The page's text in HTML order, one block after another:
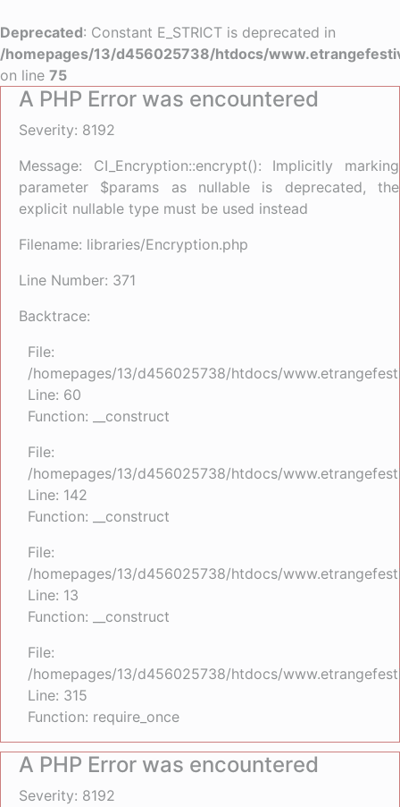
Deprecated: Constant E_STRICT is deprecated in
/homepages/13/d456025738/htdocs/
on line 75
A PHP Error was encountered
Severity: 8192
Message: CI_Encryption::encrypt(): Implicitly marking
parameter $params as nullable is deprecated, the
explicit nullable type must be used instead
Filename: libraries/Encryption.php
Line Number: 371
Backtrace:
File:
/homepages/13/d456025738/htdocs/
Line: 60
Function: __construct
File:
/homepages/13/d456025738/htdocs/
Line: 142
Function: __construct
File:
/homepages/13/d456025738/htdocs/
Line: 13
Function: __construct
File:
/homepages/13/d456025738/htdocs/
Line: 315
Function: require_once
A PHP Error was encountered
Severity: 8192